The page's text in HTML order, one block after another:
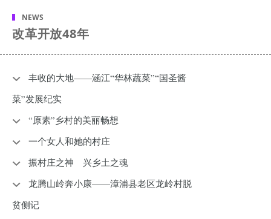
NEWS
改革开放48年
丰收的大地——涵江“华林蔬菜”“国圣酱
菜”发展纪实
“原素”乡村的美丽畅想
一个女人和她的村庄
振村庄之神 兴乡土之魂
龙腾山岭奔小康——漳浦县老区龙岭村脱
贫侧记